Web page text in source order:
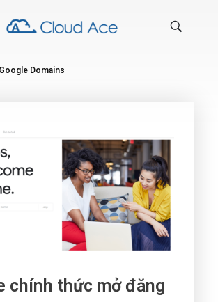
Google Domains
chính thức mở đăng